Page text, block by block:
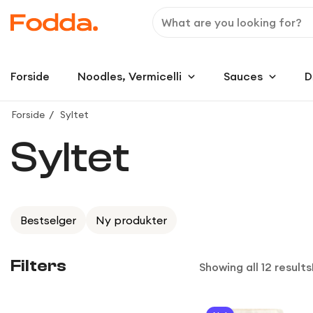
Forside Noodles, Vermicelli Sauces
Forside Syltet
Syltet
Bestselger Ny produkter
Filters Showing all 12 results